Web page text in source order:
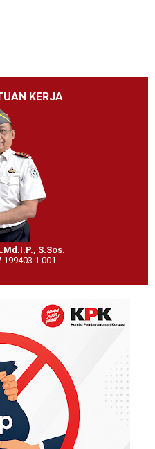
KERJA
S.Sos.
199403 1 001